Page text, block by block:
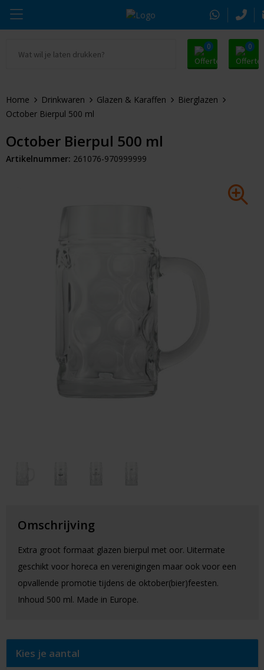
0 0
Drinkwaren
Tassen & Reizen
Sleutelhangers & Tools
Outdoor & Vrije Tijd
Paraplu's
Alle promosnoepje
Zomer
Kerst
Thule
Alle merken
Home Drinkwaren Glazen & Karaffen
Bierglazen
October Bierpul 500 ml
October Bierpul 500 ml
Artikelnummer: 261076-970999999
Omschrijving
Extra groot formaat glazen bierpul met oor. Uitermate
geschikt voor horeca en verenigingen maar ook voor een
opvallende promotie tijdens de oktober(bier)feesten.
Inhoud 500 ml. Made in Europe.
Kies je aantal